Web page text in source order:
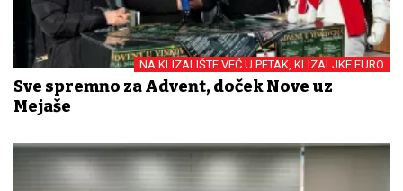
NA KLIZALIŠTE VEĆ U PETAK, KLIZALJKE EURO
Sve spremno za Advent, doček Nove uz
Mejaše